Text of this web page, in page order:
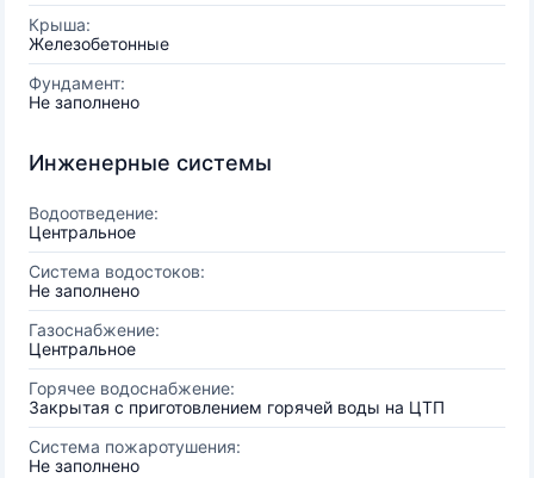
Крыша:
Железобетонные
Фундамент:
Не заполнено
Инженерные системы
Водоотведение:
Центральное
Система водостоков:
Не заполнено
Газоснабжение:
Центральное
Горячее водоснабжение:
Закрытая с приготовлением горячей воды на ЦТП
Система пожаротушения:
Не заполнено